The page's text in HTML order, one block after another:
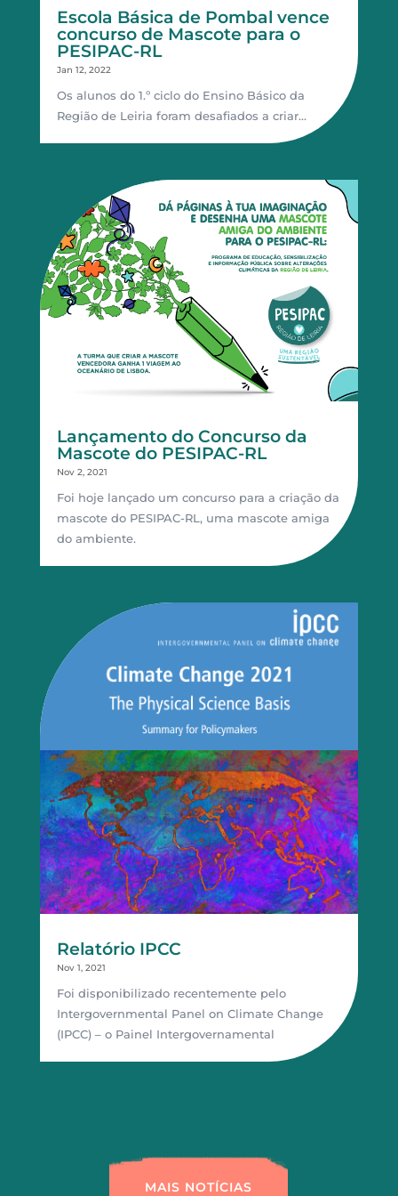
Escola Básica de Pombal vence
concurso de Mascote para o
PESIPAC-RL
Jan 12, 2022
Os alunos do 1.º ciclo do Ensino Básico da
Região de Leiria foram desafiados a criar…
Lançamento do Concurso da
Mascote do PESIPAC-RL
Nov 2, 2021
Foi hoje lançado um concurso para a criação da
mascote do PESIPAC-RL, uma mascote amiga
do ambiente.
Relatório IPCC
Nov 1, 2021
Foi disponibilizado recentemente pelo
Intergovernmental Panel on Climate Change
(IPCC) – o Painel Intergovernamental
MAIS NOTÍCIAS